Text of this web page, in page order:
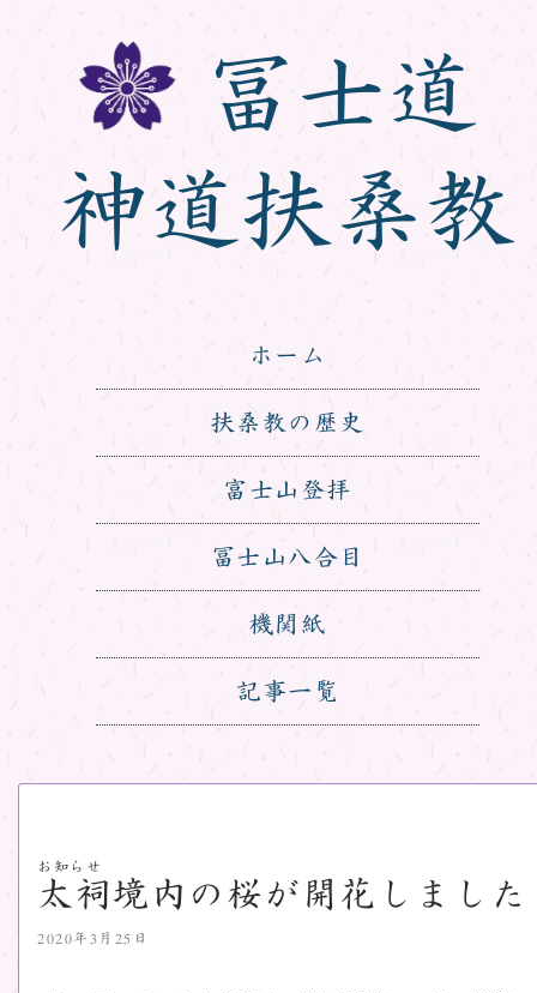
冨士道
神道扶桑教
ホーム
扶桑教の歴史
富士山登拝
冨士山八合目
機関紙
記事一覧
お知らせ
太祠境内の桜が開花しました
2020年3月25日